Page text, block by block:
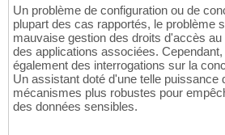
Un problème de configuration ou de
plupart des cas rapportés, le problème
mauvaise gestion des droits d'accès
des applications associées.
également des interrogations sur la
Un assistant doté d'une telle puissance
mécanismes plus robustes pour
des données sensibles.